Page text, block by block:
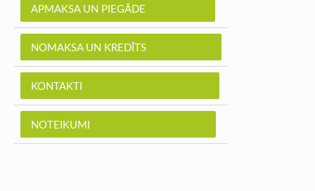
APMAKSA UN PIEGĀDE
NOMAKSA UN KREDĪTS
KONTAKTI
NOTEIKUMI